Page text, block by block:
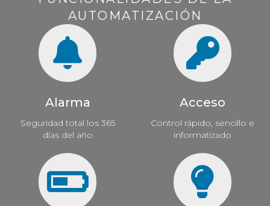
AUTOMATIZACIÓN
Alarma
Seguridad total los 365
días del año
Acceso
Control rápido, sencillo e
informatizado